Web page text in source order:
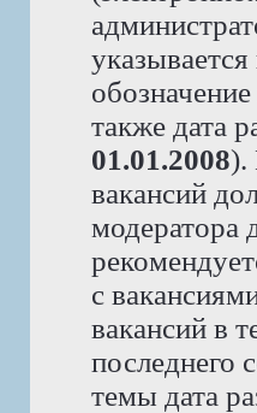
также дата
01.01.2008).
вакансий
модератора
с
вакансий в
последнего
темы дата